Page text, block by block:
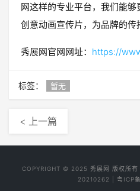
网这样的专业平台，我们能
创意动画宣传片，为品牌的传
秀展网官网网址： https://
标签： 暂无
< 上一篇
COPYRIGHT © 2025 秀展网 版权所有
20210262
粤ICP